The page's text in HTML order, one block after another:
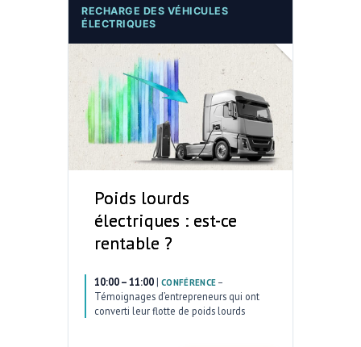
RECHARGE DES VÉHICULES
ÉLECTRIQUES
Poids lourds
électriques : est-ce
rentable ?
10:00 – 11:00 | CONFÉRENCE –
Témoignages d’entrepreneurs qui ont
converti leur flotte de poids lourds